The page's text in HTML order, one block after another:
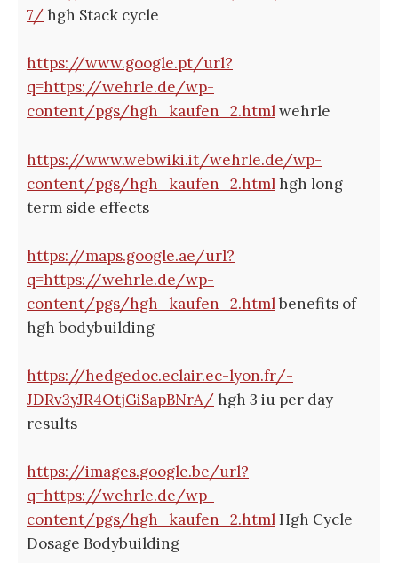
7/hgh Stack cycle
https://www.google.pt/url?
q=https://wehrle.de/wp-
content/pgs/hgh_kaufen_2.htmlwehrle
https://www.webwiki.it/wehrle.de/wp-
content/pgs/hgh_kaufen_2.htmlhgh long
term side effects
https://maps.google.ae/url?
q=https://wehrle.de/wp-
content/pgs/hgh_kaufen_2.htmlbenefits of
hgh bodybuilding
https://hedgedoc.eclair.ec-lyon.fr/-
JDRv3yJR4OtjGiSapBNrA/hgh 3 iu per day
results
https://images.google.be/url?
q=https://wehrle.de/wp-
content/pgs/hgh_kaufen_2.htmlHgh Cycle
Dosage Bodybuilding